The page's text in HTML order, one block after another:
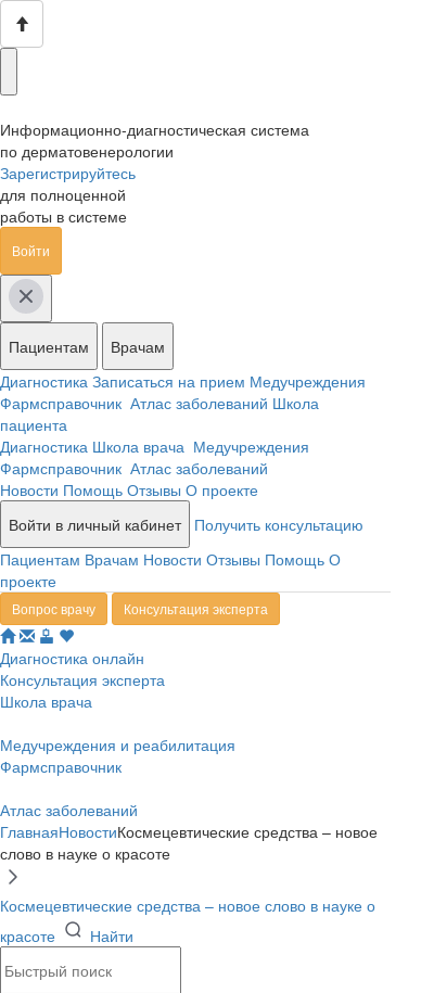
Информационно-диагностическая система
по дерматовенерологии
Зарегистрируйтесь
для полноценной
работы в системе
Войти
Пациентам
Врачам
Диагностика Записаться на прием Медучреждения
Фармсправочник Атлас заболеваний Школа
пациента
Диагностика Школа врача Медучреждения
Фармсправочник Атлас заболеваний
Новости Помощь Отзывы О проекте
Войти в личный кабинет
Получить консультацию
Пациентам Врачам Новости Отзывы Помощь О
проекте
Вопрос врачу Консультация эксперта
Диагностика онлайн
Консультация эксперта
Школа врача
Медучреждения и реабилитация
Фармсправочник
Атлас заболеваний
ГлавнаяНовостиКосмецевтические средства – новое
слово в науке о красоте
Космецевтические средства – новое слово в науке о
красоте
Найти